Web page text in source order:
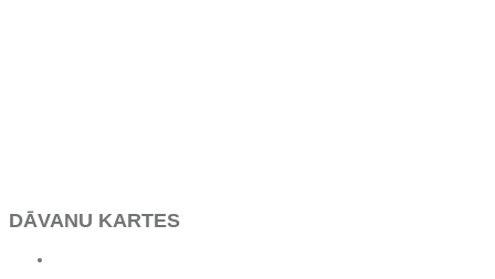
DĀVANU KARTES